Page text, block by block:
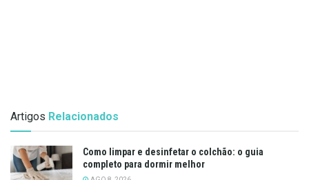
Artigos Relacionados
Como limpar e desinfetar o colchão: o guia
completo para dormir melhor